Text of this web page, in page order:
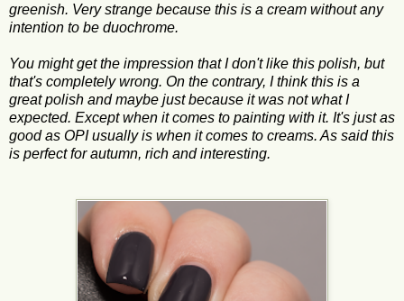
greenish. Very strange because this is a cream without any
intention to be duochrome.
You might get the impression that I don't like this polish, but
that's completely wrong. On the contrary, I think this is a
great polish and maybe just because it was not what I
expected. Except when it comes to painting with it. It's just as
good as OPI usually is when it comes to creams. As said this
is perfect for autumn, rich and interesting.